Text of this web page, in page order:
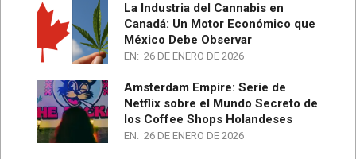
La Industria del Cannabis en
Canadá: Un Motor Económico que
México Debe Observar
EN: 26 DE ENERO DE 2026
Amsterdam Empire: Serie de
Netflix sobre el Mundo Secreto de
los Coffee Shops Holandeses
EN: 26 DE ENERO DE 2026